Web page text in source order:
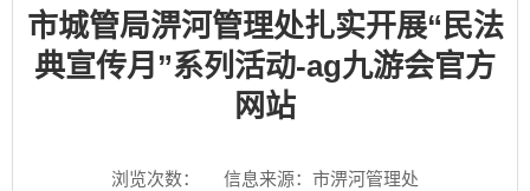
市城管局淠河管理处扎实开展“民法
典宣传月”系列活动-ag九游会官方
网站
浏览次数：
信息来源：市淠河管理处